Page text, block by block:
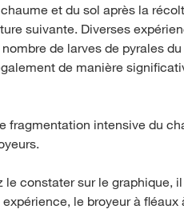
et du sol après la
suivante. Diverses
de larves de pyrales
de manière
fragmentation intensive du
le constater sur le graphique,
le broyeur à